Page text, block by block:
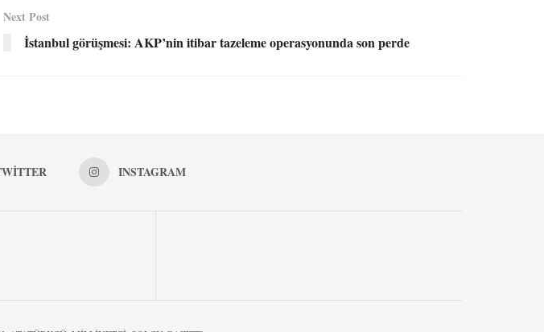
Next Post
İstanbul görüşmesi: AKP’nin itibar tazeleme operasyonunda son perde
INSTAGRAM